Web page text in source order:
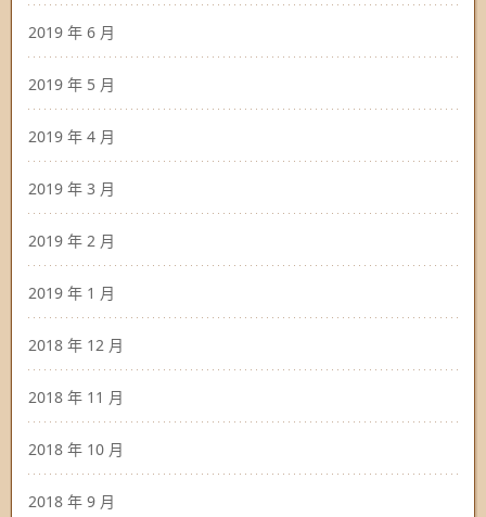
2019 年 6 月
2019 年 5 月
2019 年 4 月
2019 年 3 月
2019 年 2 月
2019 年 1 月
2018 年 12 月
2018 年 11 月
2018 年 10 月
2018 年 9 月